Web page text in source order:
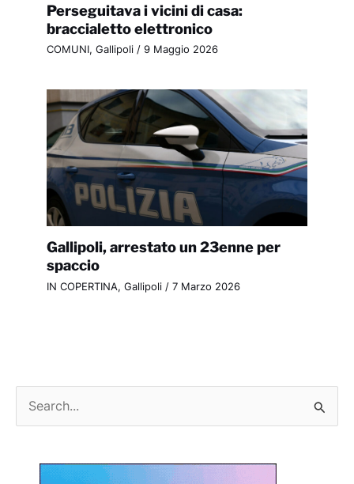
Perseguitava i vicini di casa:
braccialetto elettronico
COMUNI, Gallipoli/ 9 Maggio 2026
Gallipoli, arrestato un 23enne per
spaccio
IN COPERTINA, Gallipoli/ 7 Marzo 2026